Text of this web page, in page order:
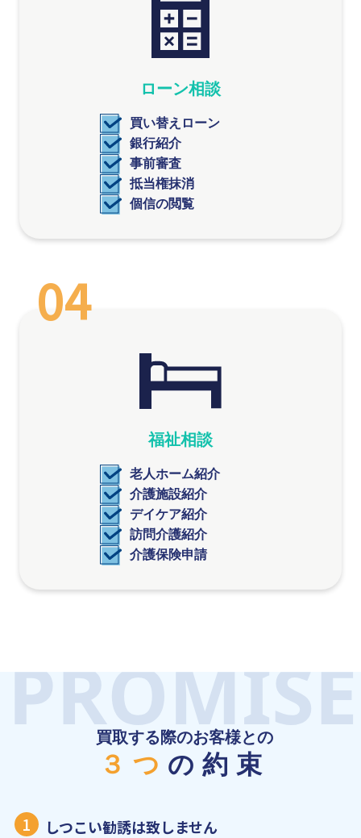
ローン相談
買い替えローン
銀行紹介
事前審査
抵当権抹消
個信の閲覧
04
福祉相談
老人ホーム紹介
介護施設紹介
デイケア紹介
訪問介護紹介
介護保険申請
買取する際のお客様との
３つ の約束
1 しつこい勧誘は致しません